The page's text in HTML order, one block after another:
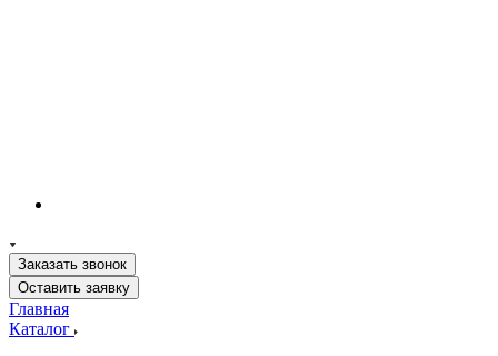
Заказать звонок
Оставить заявку
Главная
Каталог